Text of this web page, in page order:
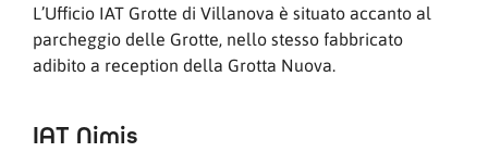
L’Ufficio IAT Grotte di Villanova è situato accanto al
parcheggio delle Grotte, nello stesso fabbricato
adibito a reception della Grotta Nuova.
IAT Nimis